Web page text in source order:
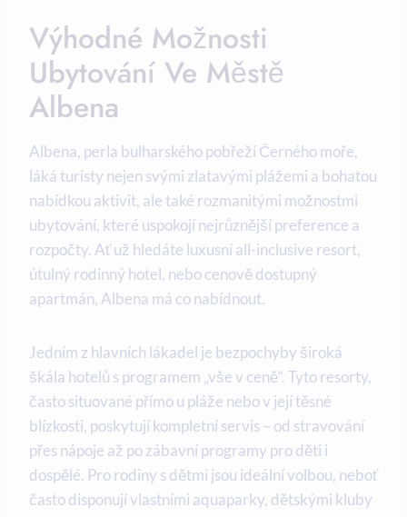
Výhodné Možnosti
Ubytování Ve Městě
Albena
Albena, perla bulharského pobřeží Černého moře,
láká turisty nejen svými zlatavými plážemi a bohatou
nabídkou aktivit, ale také rozmanitými možnostmi
ubytování, které uspokojí nejrůznější preference a
rozpočty. Ať už hledáte luxusní all-inclusive resort,
útulný rodinný hotel, nebo cenově dostupný
apartmán, Albena má co nabídnout.
Jedním z hlavních lákadel je bezpochyby široká
škála hotelů s programem „vše v ceně“. Tyto resorty,
často situované přímo u pláže nebo v její těsné
blízkosti, poskytují kompletní servis – od stravování
přes nápoje až po zábavní programy pro děti i
dospělé. Pro rodiny s dětmi jsou ideální volbou, neboť
často disponují vlastními aquaparky, dětskými kluby